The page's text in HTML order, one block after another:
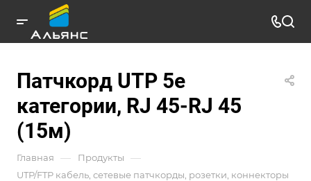
Патчкорд UTP 5e
категории, RJ 45-RJ 45
(15м)
Главная — Продукты —
UTP/FTP кабель, сетевые патчкорды, розетки, коннекторы